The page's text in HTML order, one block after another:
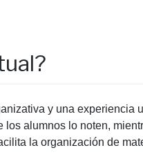
y una experiencia
los alumnos lo noten,
la organización de